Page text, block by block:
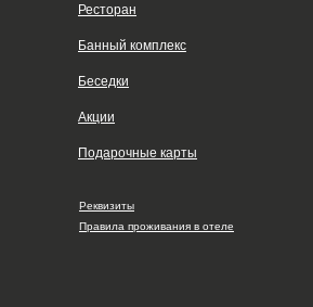
Правила проживания в отеле
Реквизиты
Ресторан
Банный комплекс
Беседки
Акции
Подарочные карты